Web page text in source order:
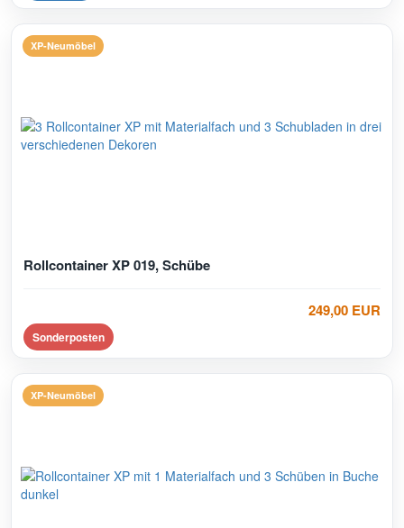
XP-Neumöbel
Rollcontainer XP 019, Schübe
249,00 EUR
Sonderposten
XP-Neumöbel